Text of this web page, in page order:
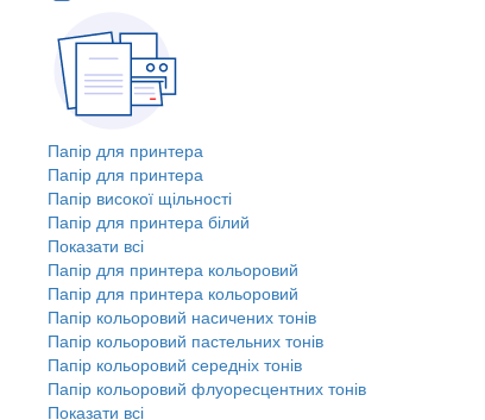
Папір для принтера
Папір для принтера
Папір високої щільності
Папір для принтера білий
Показати всі
Папір для принтера кольоровий
Папір для принтера кольоровий
Папір кольоровий насичених тонів
Папір кольоровий пастельних тонів
Папір кольоровий середніх тонів
Папір кольоровий флуоресцентних тонів
Показати всі